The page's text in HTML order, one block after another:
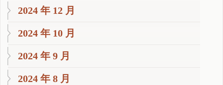
2024 年 12 月
2024 年 10 月
2024 年 9 月
2024 年 8 月